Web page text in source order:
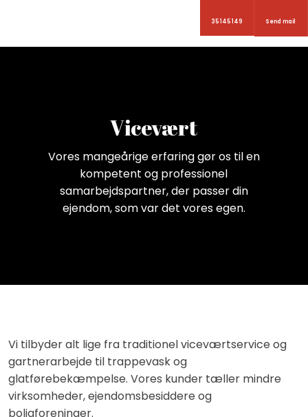
35 145 149 Send mail
Vicevært​
Vores mangeårige erfaring gør os til en
kompetent og professionel
samarbejdspartner, der passer din
ejendom, som var det vores egen.
Vi tilbyder alt lige fra traditionel viceværtservice og
gartnerarbejde til trappevask og
glatførebekæmpelse. Vores kunder tæller mindre
virksomheder, ejendomsbesiddere og
boligforeninger.